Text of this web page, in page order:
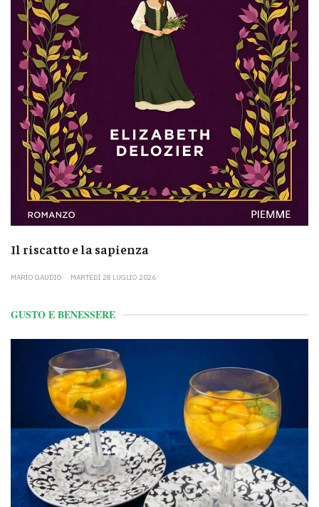
Il riscatto e la sapienza
MARIO GAUDIO MARTEDÌ 28 LUGLIO 2026
GUSTO E BENESSERE